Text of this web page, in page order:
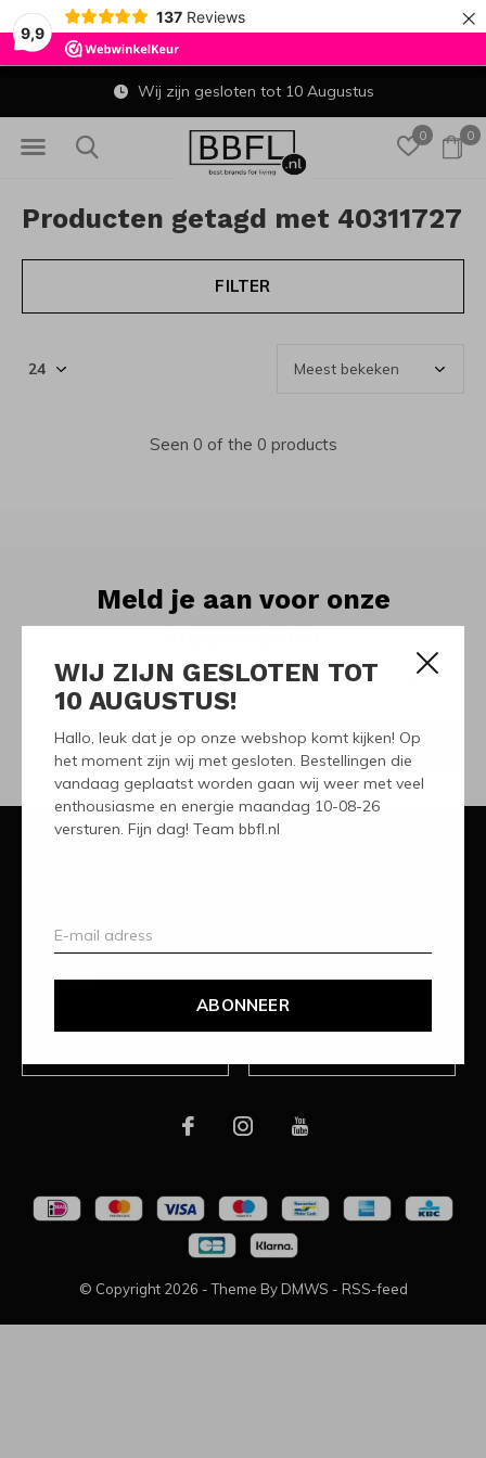
9,9
137 Reviews ×
WIJ ZIJN GESLOTEN TOT
10 AUGUSTUS!
Hallo, leuk dat je op onze webshop komt kijken! Op
het moment zijn wij met gesloten. Bestellingen die
vandaag geplaatst worden gaan wij weer met veel
enthousiasme en energie maandag 10-08-26
versturen. Fijn dag! Team bbfl.nl
ABONNEER
0 0
Wij zijn gesloten tot 10 Augustus
Producten getagd met 40311727
FILTER
Seen 0 of the 0 products
Meld je aan voor onze
nieuwsbrief
Ontvang de nieuwste aanbiedingen en promoties
ABONNEER
Klantenservice
Categorieën
Over ons
© Copyright 2026 - Theme By DMWS - RSS-feed